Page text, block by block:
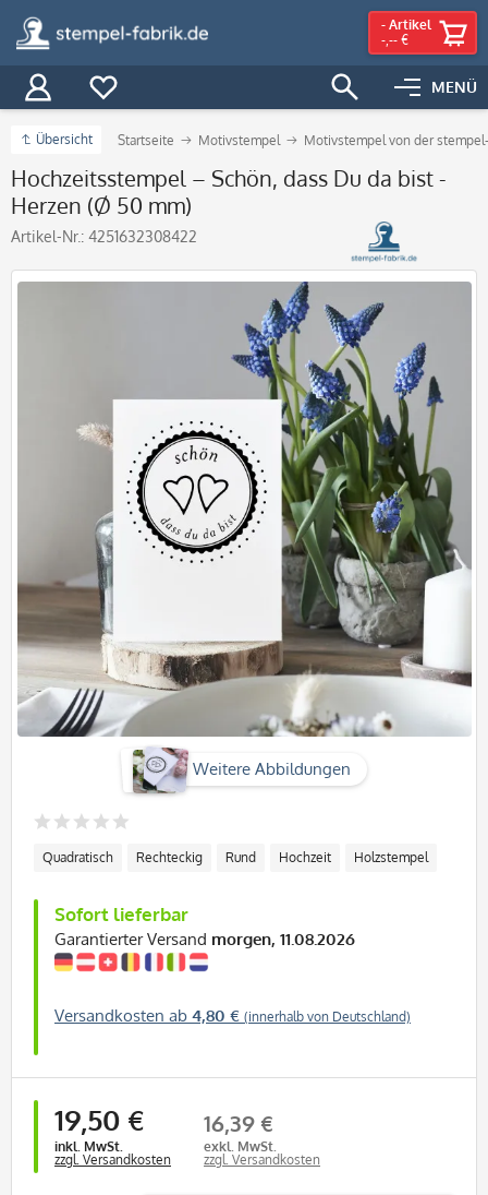
MENÜ
- Artikel
-,-- €
Übersicht Startseite Motivstempel Motivstempel von der
Hochzeitsstempel – Schön, dass Du da bist -
Herzen (Ø 50 mm)
Artikel-Nr.: 4251632308422
Weitere Abbildungen
Quadratisch Rechteckig Rund Hochzeit Holzstempel
Sofort lieferbar
Garantierter Versand morgen, 11.08.2026
Versandkosten ab 4,80 € (innerhalb von Deutschland)
19,50 €
inkl. MwSt.
zzgl. Versandkosten
16,39 €
exkl. MwSt.
zzgl. Versandkosten